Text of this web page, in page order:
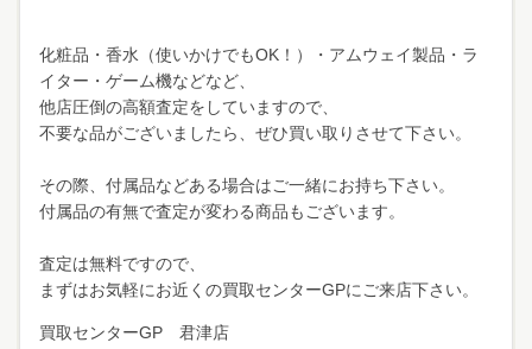
化粧品・香水（使いかけでもOK！）・アムウェイ製品・ラ
イター・ゲーム機などなど、
他店圧倒の高額査定をしていますので、
不要な品がございましたら、ぜひ買い取りさせて下さい。
その際、付属品などある場合はご一緒にお持ち下さい。
付属品の有無で査定が変わる商品もございます。
査定は無料ですので、
まずはお気軽にお近くの買取センターGPにご来店下さい。
買取センターGP 君津店